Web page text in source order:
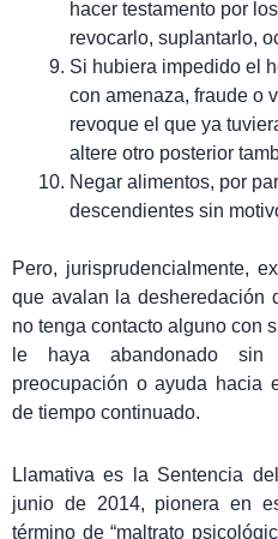
hacer testamento por
revocarlo, suplantarlo,
Si hubiera impedido el
con amenaza, fraude o
revoque el que ya
altere otro posterior
Negar alimentos, por
descendientes sin
Pero, jurisprudencialmente,
que avalan la desheredación
no tenga contacto alguno con
le haya abandonado
preocupación o ayuda hacia
de tiempo continuado.
Llamativa es la Sentencia
junio de 2014, pionera en
término de “maltrato